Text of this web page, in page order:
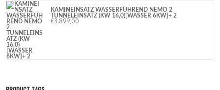
KAMINEINSATZ WASSERFÜHREND NEMO 2
TUNNELEINSATZ (KW 16,0)[WASSER 6KW]+ 2
€3.899,00